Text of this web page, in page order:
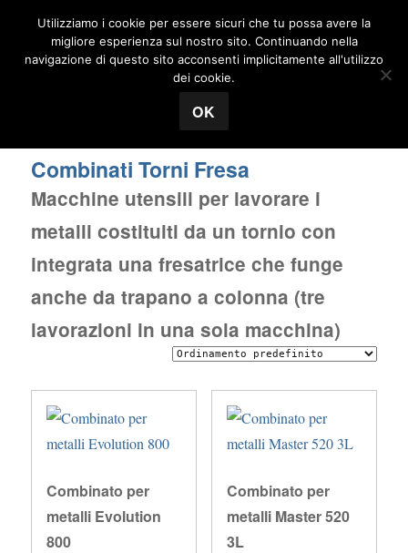
Tecnosuisse
MENU
Macchine Utensili per Metalli
Combinati Torni Fresa
Macchine utensili per lavorare i
metalli costituiti da un tornio con
integrata una fresatrice che funge
anche da trapano a colonna (tre
lavorazioni in una sola macchina)
Combinato per
metalli Evolution
800
Combinato per
metalli Master 520
3L
Utilizziamo i cookie per essere sicuri che tu possa avere la
migliore esperienza sul nostro sito. Continuando nella
navigazione di questo sito acconsenti implicitamente all'utilizzo
dei cookie.
OK